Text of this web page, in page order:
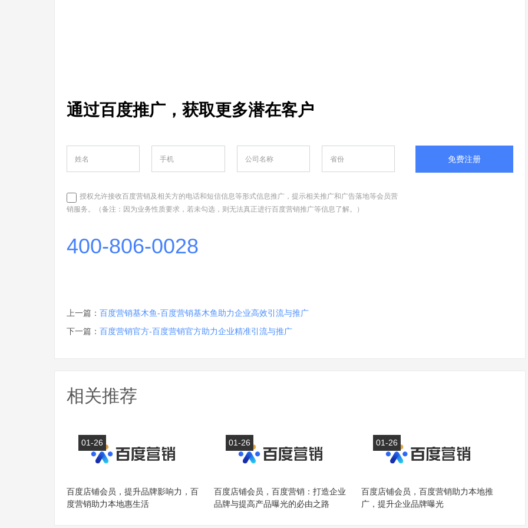
通过百度推广，获取更多潜在客户
免费注册
授权允许接收百度营销及相关方的电话和短信信息等形式信息推广，提示相关推广和广告落地等会员营
销服务。（备注：因为业务性质要求，若未勾选，则无法真正进行百度营销推广等信息了解。）
400-806-0028
上一篇： 百度营销基木鱼-百度营销基木鱼助力企业高效引流与推广
下一篇： 百度营销官方-百度营销官方助力企业精准引流与推广
相关推荐
01-26
百度店铺会员，提升品牌影响力，百
度营销助力本地惠生活
01-26
百度店铺会员，百度营销：打造企业
品牌与提高产品曝光的必由之路
01-26
百度店铺会员，百度营销助力本地推
广，提升企业品牌曝光